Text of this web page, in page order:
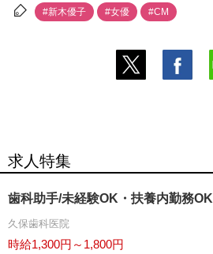
#新木優子 #女優 #CM
求人特集
歯科助手/未経験OK・扶養内勤務OK
久保歯科医院
時給1,300円～1,800円